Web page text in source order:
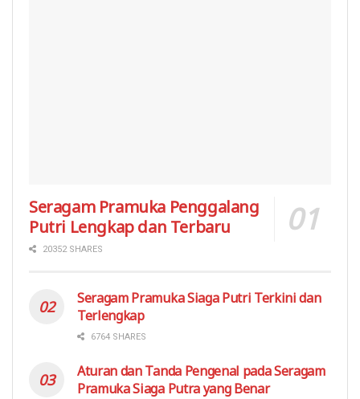
Seragam Pramuka Penggalang
Putri Lengkap dan Terbaru
20352 SHARES
Seragam Pramuka Siaga Putri Terkini dan
Terlengkap
6764 SHARES
Aturan dan Tanda Pengenal pada Seragam
Pramuka Siaga Putra yang Benar